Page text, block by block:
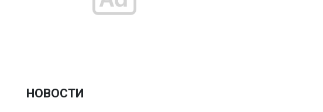
НОВОСТИ